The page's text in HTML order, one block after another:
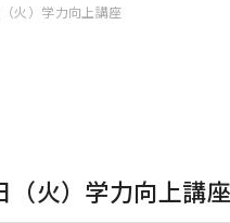
火）学力向上講座
火）学力向上講座